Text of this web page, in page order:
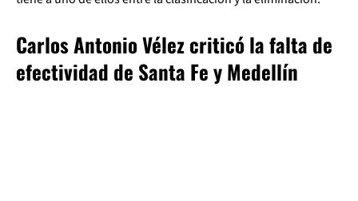
Carlos Antonio Vélez criticó la falta de
efectividad de Santa Fe y Medellín